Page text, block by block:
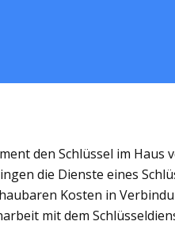
den Schlüssel im Haus
die Dienste eines
Kosten in
mit dem